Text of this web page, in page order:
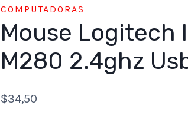
COMPUTADORAS
Mouse Logitech
M280 2.4ghz
$34,50